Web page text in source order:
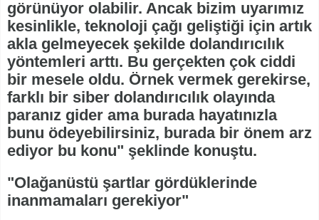
görünüyor olabilir. Ancak bizim uyarımız
kesinlikle, teknoloji çağı geliştiği için artık
akla gelmeyecek şekilde dolandırıcılık
yöntemleri arttı. Bu gerçekten çok ciddi
bir mesele oldu. Örnek vermek gerekirse,
farklı bir siber dolandırıcılık olayında
paranız gider ama burada hayatınızla
bunu ödeyebilirsiniz, burada bir önem arz
ediyor bu konu" şeklinde konuştu.
"Olağanüstü şartlar gördüklerinde
inanmamaları gerekiyor"